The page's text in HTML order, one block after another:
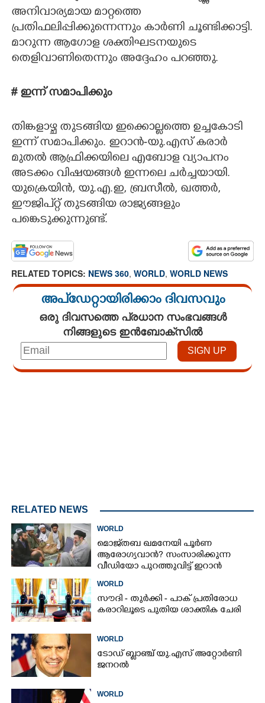
അനിവാര്യമായ മാറ്റത്തെ
പ്രതിഫലിപ്പിക്കുന്നെന്നും കാർണി ചൂണ്ടിക്കാട്ടി.
മാറുന്ന ആഗോള ശക്തിഘടനയുടെ
തെളിവാണിതെന്നും അദ്ദേഹം പറഞ്ഞു.
# ഇന്ന് സമാപിക്കും
തിങ്കളാഴ്ച തുടങ്ങിയ ഇക്കൊല്ലത്തെ ഉച്ചകോടി
ഇന്ന് സമാപിക്കും. ഇറാൻ-യു.എസ് കരാർ
മുതൽ ആഫ്രിക്കയിലെ എബോള വ്യാപനം
അടക്കം വിഷയങ്ങൾ ഇന്നലെ ചർച്ചയായി.
യുക്രെയിൻ,​ യു.എ.ഇ,​ ബ്രസീൽ,​ ഖത്തർ,
ഈജിപ്റ്റ് തുടങ്ങിയ രാജ്യങ്ങളും
പങ്കെടുക്കുന്നുണ്ട്.
RELATED TOPICS: NEWS 360, WORLD, WORLD NEWS
അപ്ഡേറ്റായിരിക്കാം ദിവസവും
ഒരു ദിവസത്തെ പ്രധാന സംഭവങ്ങൾ
നിങ്ങളുടെ ഇൻബോക്സിൽ
RELATED NEWS
WORLD
മൊജ്‌തബ ഖമനേയി പൂർണ
ആരോഗ്യവാൻ? സംസാരിക്കുന്ന
വീഡിയോ പുറത്തുവിട്ട് ഇറാൻ
WORLD
സൗദി - തുർക്കി - പാക് പ്രതിരോധ
കരാറിലൂടെ പുതിയ ശാക്തിക ചേരി
WORLD
ടോഡ് ബ്ലാഞ്ച് യു.എസ് അറ്റോർണി
ജനറൽ
WORLD